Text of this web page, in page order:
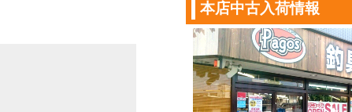
本店中古入荷情報